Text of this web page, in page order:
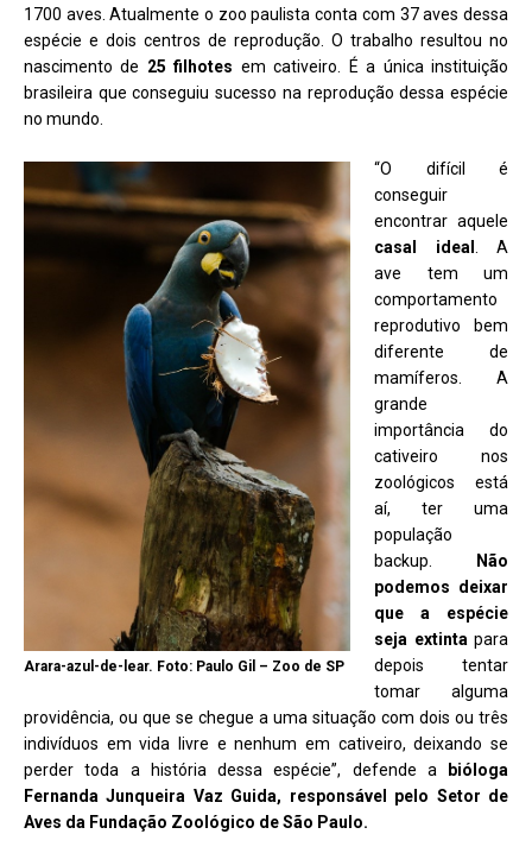
1700 aves. Atualmente o zoo paulista conta com 37 aves dessa
espécie e dois centros de reprodução. O trabalho resultou no
nascimento de 25 filhotes em cativeiro. É a única instituição
brasileira que conseguiu sucesso na reprodução dessa espécie
no mundo.
Arara-azul-de-lear. Foto: Paulo Gil – Zoo de SP
“O difícil é
conseguir
encontrar aquele
casal ideal . A
ave tem um
comportamento
reprodutivo bem
diferente de
mamíferos. A
grande
importância do
cativeiro nos
zoológicos está
aí, ter uma
população
backup.
Não
podemos deixar
que a espécie
seja extintapara
depois tentar
tomar alguma
providência, ou que se chegue a uma situação com dois ou três
indivíduos em vida livre e nenhum em cativeiro, deixando se
perder toda a história dessa espécie”, defende abióloga
Fernanda Junqueira Vaz Guida, responsável pelo Setor de
Aves da Fundação Zoológico de São Paulo.